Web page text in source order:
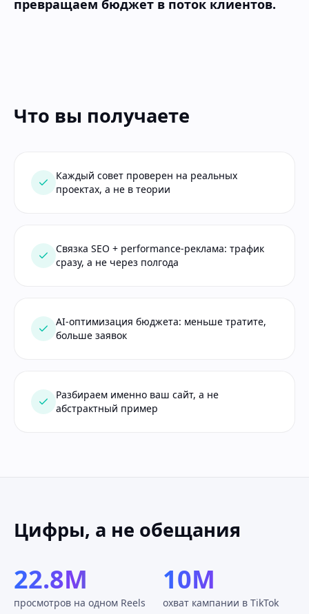
превращаем бюджет в поток клиентов.
Что вы получаете
Каждый совет проверен на реальных
проектах, а не в теории
Связка SEO + performance-реклама: трафик
сразу, а не через полгода
AI-оптимизация бюджета: меньше тратите,
больше заявок
Разбираем именно ваш сайт, а не
абстрактный пример
Цифры, а не обещания
22.8M
просмотров на одном Reels
10M
охват кампании в TikTok